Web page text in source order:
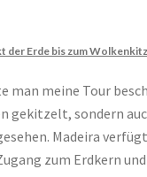
der Erde bis zum
man meine Tour
gekitzelt, sondern
Madeira
zum Erdkern